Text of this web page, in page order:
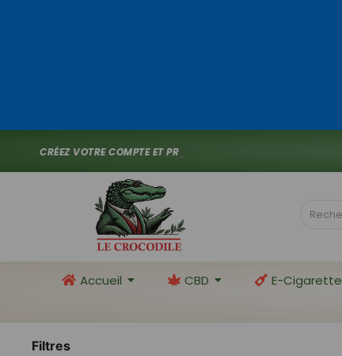
CRÉEZ VOTRE COMPTE ET PR
Accueil CBD E-Cigarette
Filtres